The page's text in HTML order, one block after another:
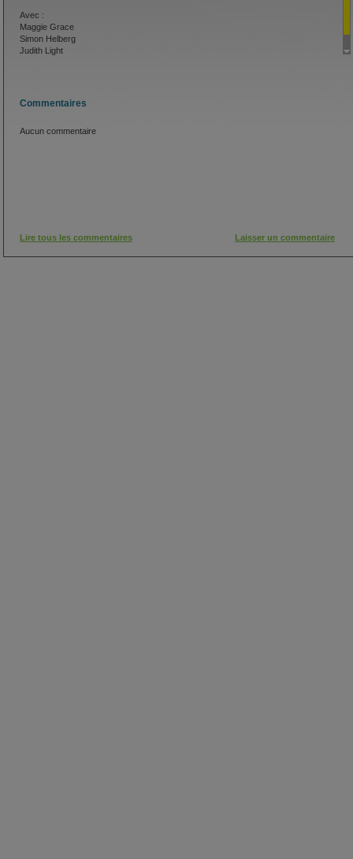
Avec :
Maggie Grace
Simon Helberg
Judith Light
Commentaires
Aucun commentaire
Lire tous les commentaires Laisser un commentaire